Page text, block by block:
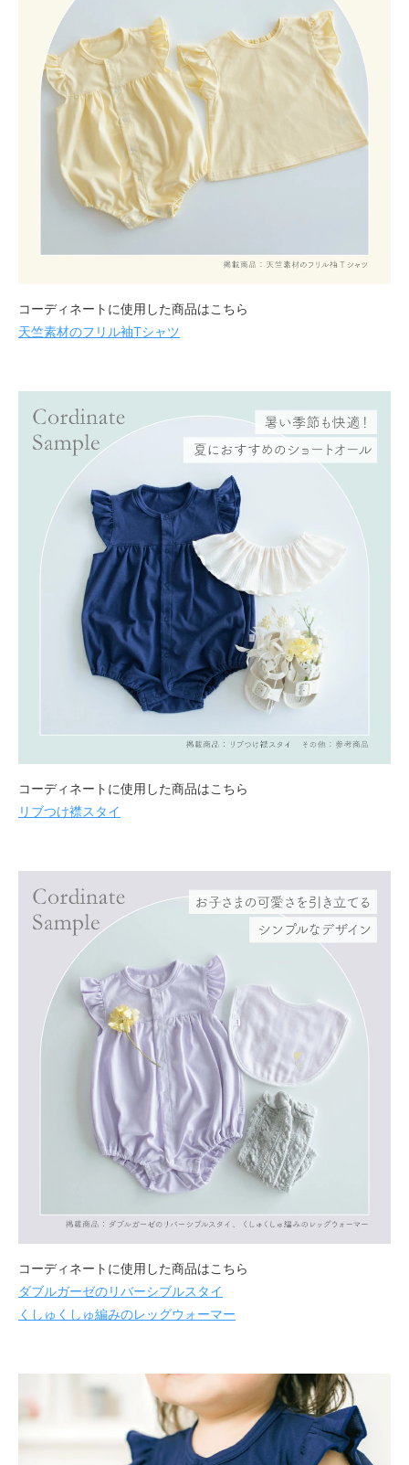
コーディネートに使用した商品はこちら
天竺素材のフリル袖Tシャツ
コーディネートに使用した商品はこちら
リブつけ襟スタイ
コーディネートに使用した商品はこちら
ダブルガーゼのリバーシブルスタイ
くしゅくしゅ編みのレッグウォーマー